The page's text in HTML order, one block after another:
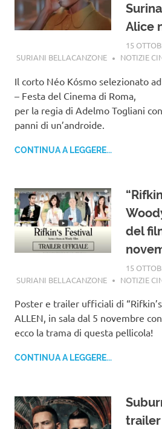
Alice
15
SURIANI BELLACANZONE
NOTIZIE
Il corto Néo Kósmo selezionato
– Festa del Cinema di Roma,
per la regia di Adelmo Togliani
panni di un’androide.
CONTINUA A LEGGERE...
del
15
SURIANI BELLACANZONE
NOTIZIE
Poster e trailer ufficiali di
ALLEN, in sala dal 5 novembre
ecco la trama di questa pellicola!
CONTINUA A LEGGERE...